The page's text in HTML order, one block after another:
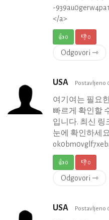
-
</a>
👍0 👎0
Odgovori ⇾
USA Postavljeno
여기여는 필요
빠르게 확인할
입니다. 최신 링
눈에 확인하세
👍0 👎0
Odgovori ⇾
USA Postavljeno